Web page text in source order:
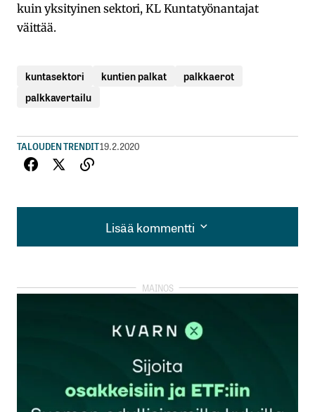
kuin yksityinen sektori, KL Kuntatyönantajat
väittää.
kuntasektori kuntien palkat
palkkaerot
palkkavertailu
TALOUDEN TRENDIT19.2.2020
Lisää kommentti
Lisää kommentti
kirjautua
rekisteröityä